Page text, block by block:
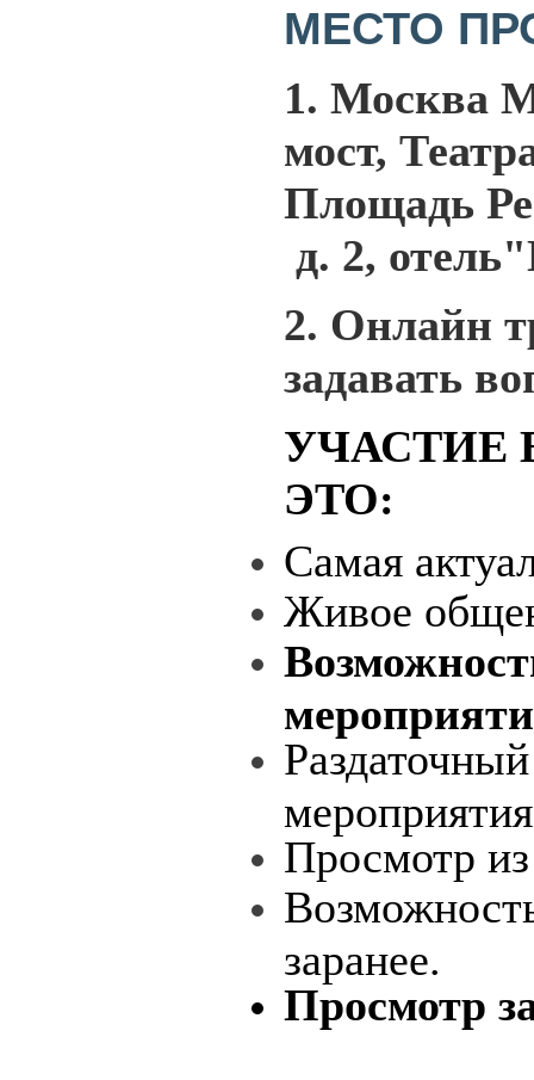
МЕСТО
1. Москва
мост,
Площадь
д. 2,
2. Онлайн
задавать
УЧАСТИЕ
ЭТО:
Самая
Живое
Просмотр
заранее.
Просмотр